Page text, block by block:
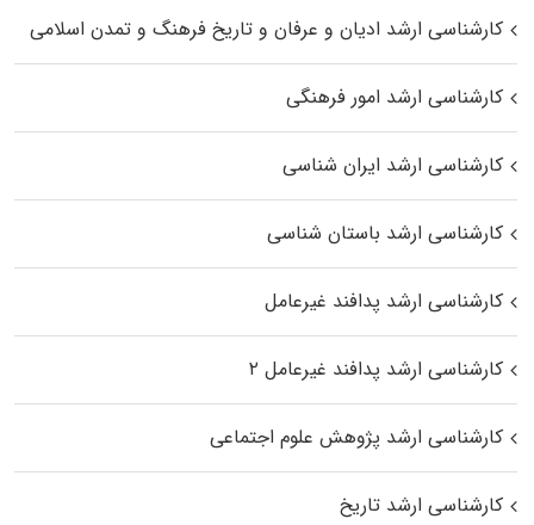
کارشناسی ارشد ادیان و عرفان و تاریخ فرهنگ و تمدن اسلامی
کارشناسی ارشد امور فرهنگی
کارشناسی ارشد ایران شناسی
کارشناسی ارشد باستان شناسی
کارشناسی ارشد پدافند غیرعامل
کارشناسی ارشد پدافند غیرعامل ۲
کارشناسی ارشد پژوهش علوم اجتماعی
کارشناسی ارشد تاریخ